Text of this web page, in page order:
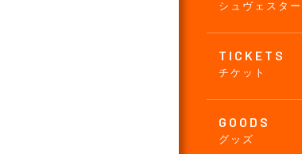
シュヴェスター
TICKETS
チケット
GOODS
グッズ